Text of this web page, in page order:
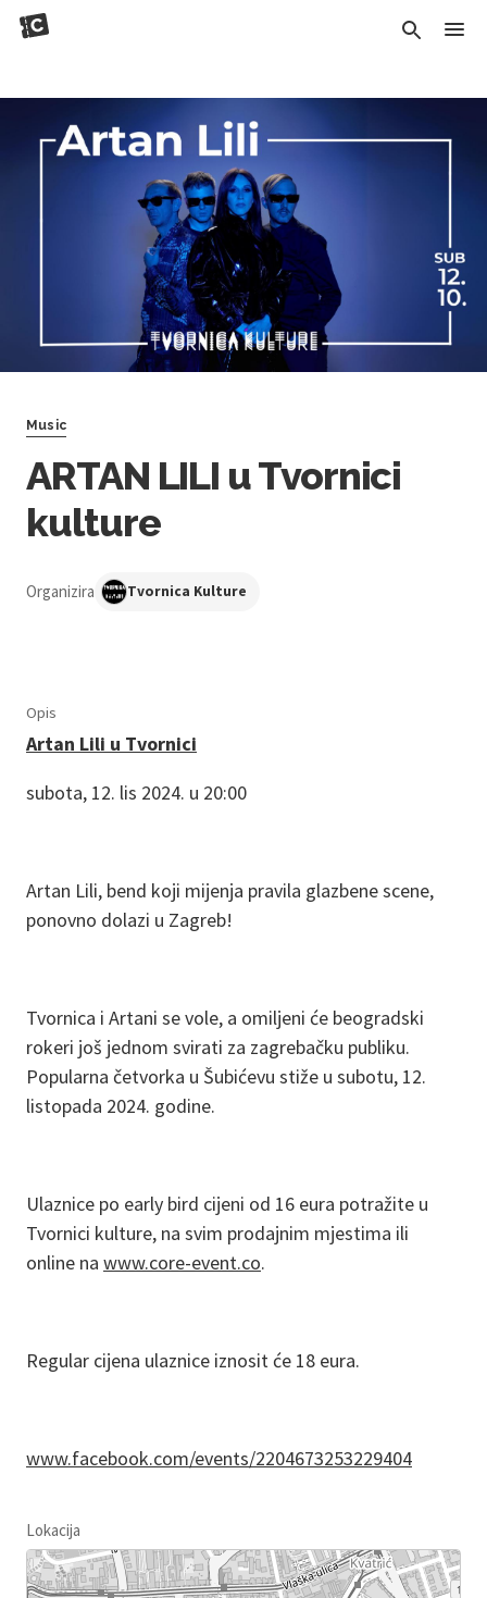
Music
ARTAN LILI u Tvornici
kulture
Organizira Tvornica Kulture
Opis
Artan Lili u Tvornici
subota, 12. lis 2024. u 20:00
Artan Lili, bend koji mijenja pravila glazbene scene,
ponovno dolazi u Zagreb!
Tvornica i Artani se vole, a omiljeni će beogradski
rokeri još jednom svirati za zagrebačku publiku.
Popularna četvorka u Šubićevu stiže u subotu, 12.
listopada 2024. godine.
Ulaznice po early bird cijeni od 16 eura potražite u
Tvornici kulture, na svim prodajnim mjestima ili
online na www.core-event.co.
Regular cijena ulaznice iznosit će 18 eura.
www.facebook.com/events/2204673253229404
Lokacija